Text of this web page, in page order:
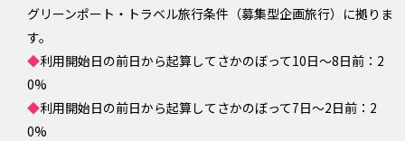
グリーンポート・トラベル旅行条件（募集型企画旅行）に拠りま
す。
◆利用開始日の前日から起算してさかのぼって10日～8日前：2
0%
◆利用開始日の前日から起算してさかのぼって7日～2日前：2
0%